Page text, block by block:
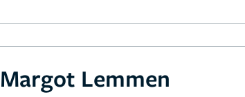
Margot Lemmen